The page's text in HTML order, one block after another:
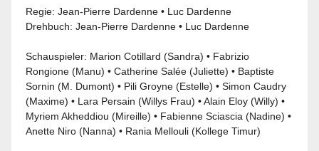
Regie: Jean-Pierre Dardenne • Luc Dardenne
Drehbuch: Jean-Pierre Dardenne • Luc Dardenne
Schauspieler: Marion Cotillard (Sandra) • Fabrizio
Rongione (Manu) • Catherine Salée (Juliette) • Baptiste
Sornin (M. Dumont) • Pili Groyne (Estelle) • Simon Caudry
(Maxime) • Lara Persain (Willys Frau) • Alain Eloy (Willy) •
Myriem Akheddiou (Mireille) • Fabienne Sciascia (Nadine) •
Anette Niro (Nanna) • Rania Mellouli (Kollege Timur)